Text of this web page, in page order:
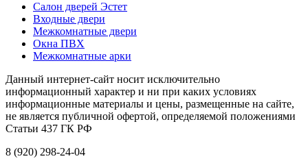
Салон дверей Эстет
Входные двери
Межкомнатные двери
Окна ПВХ
Межкомнатные арки
Данный интернет-сайт носит исключительно
информационный характер и ни при каких условиях
информационные материалы и цены, размещенные на сайте,
не является публичной офертой, определяемой положениями
Статьи 437 ГК РФ
8 (920) 298-24-04